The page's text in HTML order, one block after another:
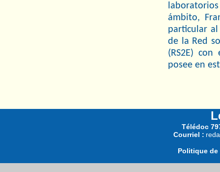
ámbito,
particular
de la Red
(RS2E)
posee en
Télédoc
Courriel :
Politique